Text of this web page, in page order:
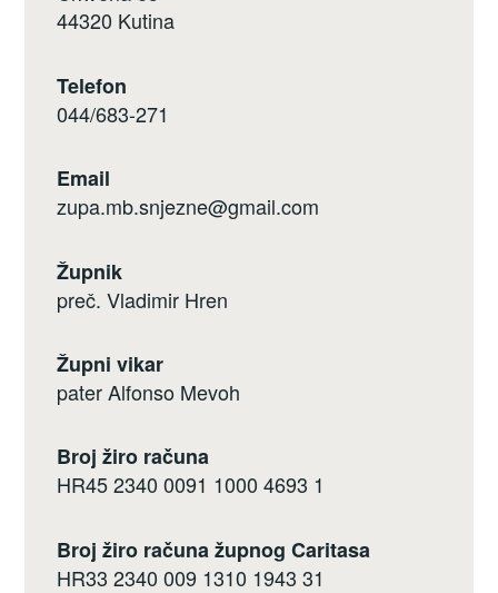
44320 Kutina
Telefon
044/683-271
Email
zupa.mb.snjezne@gmail.com
Župnik
preč. Vladimir Hren
Župni vikar
pater Alfonso Mevoh
Broj žiro računa
HR45 2340 0091 1000 4693 1
Broj žiro računa župnog Caritasa
HR33 2340 009 1310 1943 31